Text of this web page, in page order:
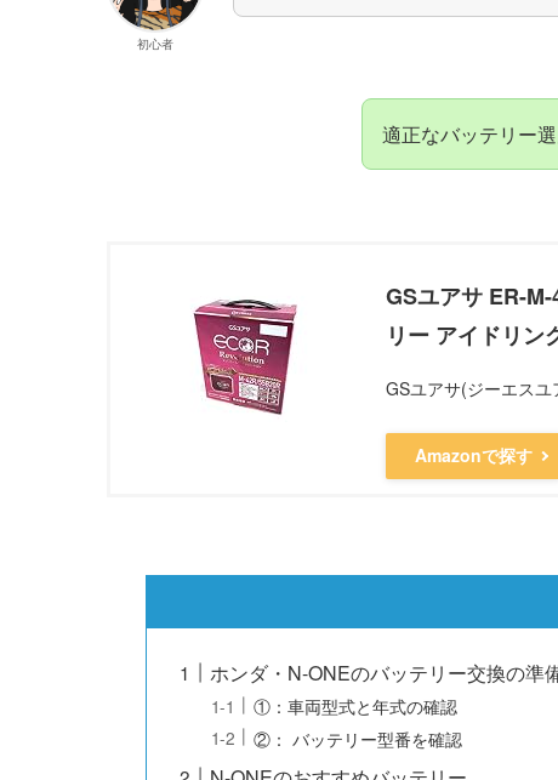
初心者
適正なバッテリー
GSユアサ ER-
リー アイドリン
GSユアサ(ジーエスユ
Amazonで探す
ホンダ・N-ONEのバッテリー交換の準
①：車両型式と年式の確認
②： バッテリー型番を確認